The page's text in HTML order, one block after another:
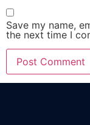
Save my name,
the next time I